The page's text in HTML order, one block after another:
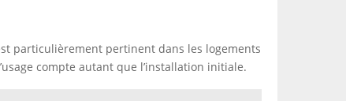
particulièrement pertinent dans les logements
compte autant que l’installation initiale.